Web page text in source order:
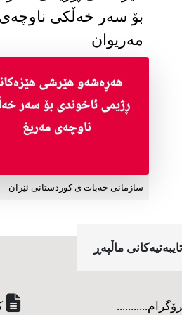
بۆ سەر خەڵکی
مەریوان
سازمانی خەبات ی کوردستانی ئێران
ماڵپه‌ڕ